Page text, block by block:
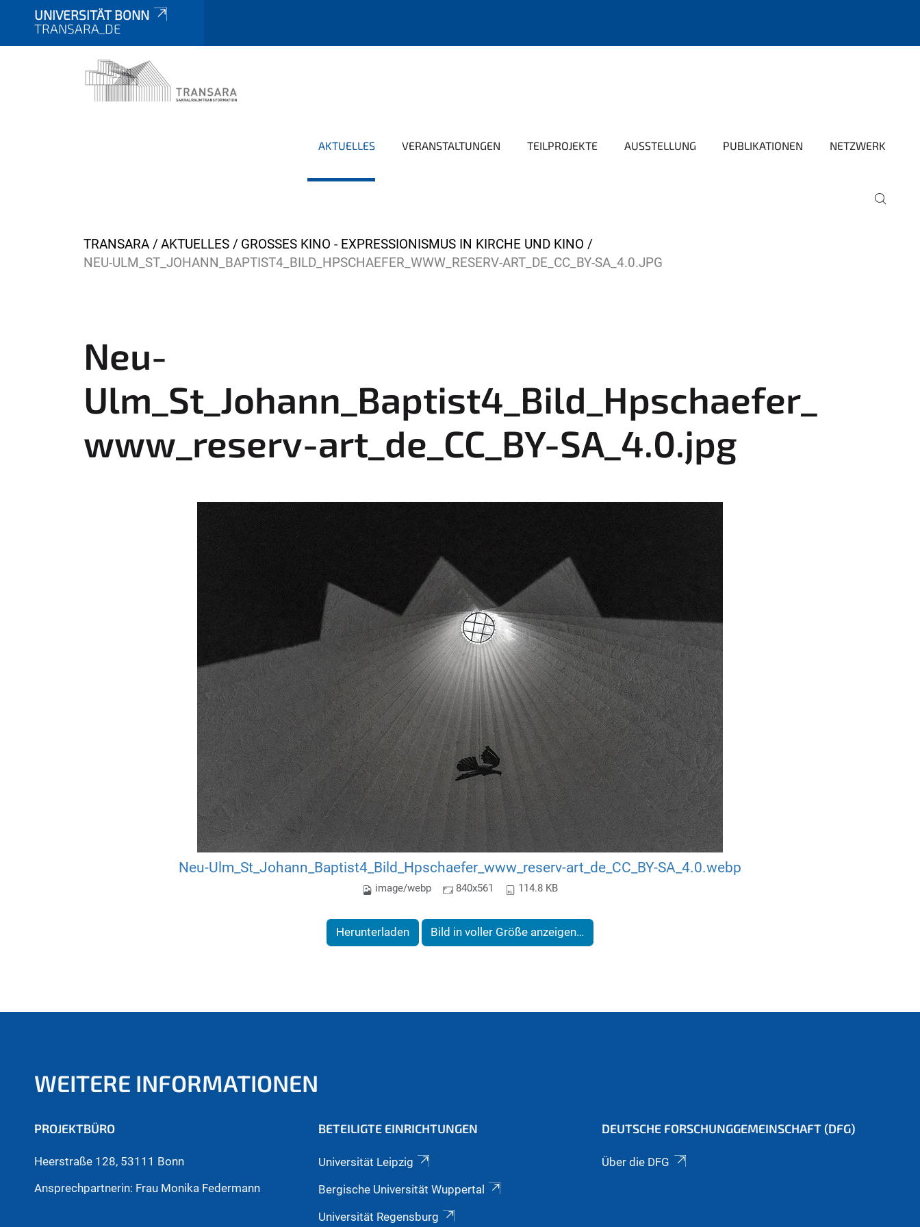
UNIVERSITÄT BONN
TRANSARA_DE
AKTUELLES VERANSTALTUNGEN TEILPROJEKTE AUSSTELLUNG PUBLIKATIONEN NETZWERK
Y
o
e
r
e
TRANSARA AKTUELLES
GROSSES KINO - EXPRESSIONISMUS IN KIRCHE UND KINO
NEU-ULM_ST_JOHANN_BAPTIST4_BILD_HPSCHAEFER_WWW_RESERV-ART_DE_CC_BY-SA_4.0.JPG
Neu-
Ulm_St_Johann_Baptist4_Bild_Hpschaefer_
www_reserv-art_de_CC_BY-SA_4.0.jpg
Neu-Ulm_St_Johann_Baptist4_Bild_Hpschaefer_www_reserv-art_de_CC_BY-SA_4.0.webp
image/webp 840x561 114.8 KB
Herunterladen Bild in voller Größe anzeigen…
WEITERE INFORMATIONEN
PROJEKTBÜRO
Heerstraße 128, 53111 Bonn
Ansprechpartnerin: Frau Monika Federmann
BETEILIGTE EINRICHTUNGEN
Universität Leipzig
Bergische Universität Wuppertal
Universität Regensburg
DEUTSCHE FORSCHUNGGEMEINSCHAFT (DFG)
Über die DFG